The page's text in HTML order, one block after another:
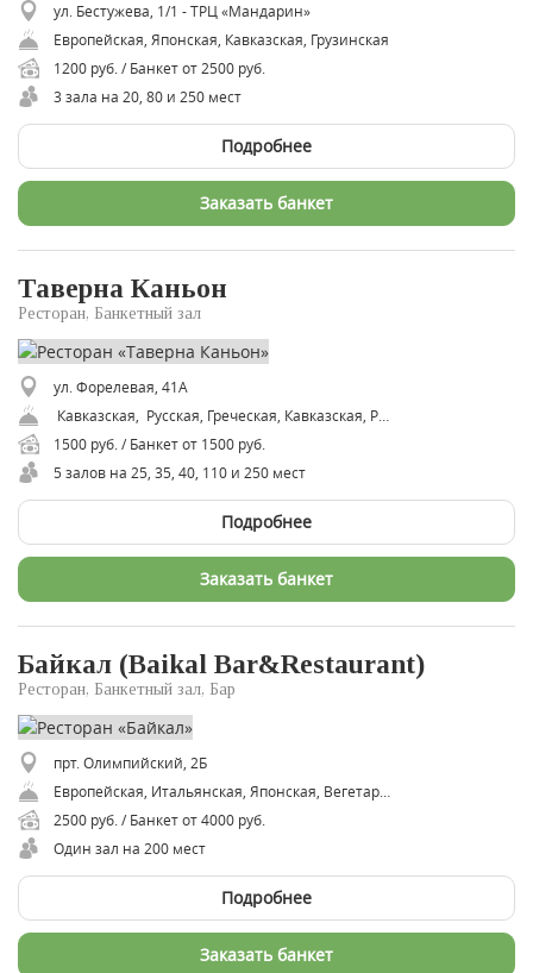
ул. Бестужева, 1/1 - ТРЦ «Мандарин»
Европейская, Японская, Кавказская, Грузинская
1200 руб. / Банкет от 2500 руб.
3 зала на 20, 80 и 250 мест
Подробнее
Заказать банкет
Таверна Каньон
Ресторан, Банкетный зал
ул. Форелевая, 41А
1500 руб. / Банкет от 1500 руб.
5 залов на 25, 35, 40, 110 и 250 мест
Подробнее
Заказать банкет
Байкал (Baikal Bar&Restaurant)
Ресторан, Банкетный зал, Бар
прт. Олимпийский, 2Б
2500 руб. / Банкет от 4000 руб.
Один зал на 200 мест
Подробнее
Заказать банкет